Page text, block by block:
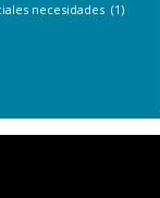
necesidades (1)